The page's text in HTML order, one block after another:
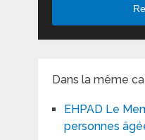
Dans la même
EHPAD Le
personnes